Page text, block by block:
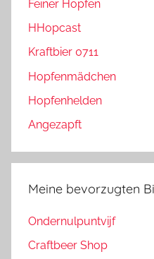
Feiner Hopfen
HHopcast
Kraftbier 0711
Hopfenmädchen
Hopfenhelden
Angezapft
Meine bevorzugten
Ondernulpuntvijf
Craftbeer Shop